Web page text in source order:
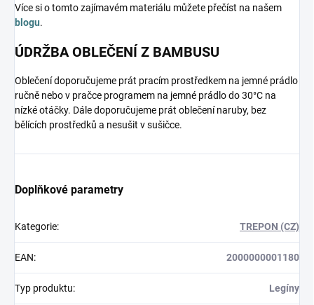
Více si o tomto zajímavém materiálu můžete přečíst na našem
blogu.
ÚDRŽBA OBLEČENÍ Z BAMBUSU
Oblečení doporučujeme prát pracím prostředkem na jemné prádlo
ručně nebo v pračce programem na jemné prádlo do 30°C na
nízké otáčky. Dále doporučujeme prát oblečení naruby, bez
bělících prostředků a nesušit v sušičce.
Doplňkové parametry
Kategorie: TREPON (CZ)
EAN: 2000000001180
Typ produktu: Legíny